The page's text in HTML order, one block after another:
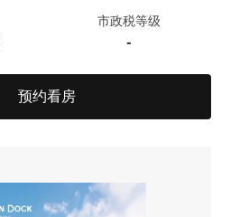
市政税等级
-
预约看房